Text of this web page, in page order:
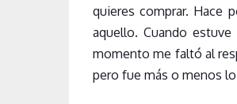
quieres comprar. Hace
aquello. Cuando estuve
momento me faltó al
pero fue más o menos